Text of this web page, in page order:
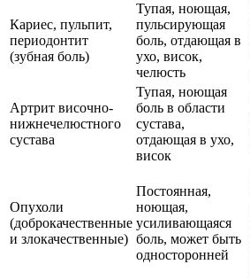
Кариес, пульпит,
периодонтит
(зубная боль)
Тупая, ноющая,
пульсирующая
боль, отдающая в
ухо, висок,
челюсть
Артрит височно-
нижнечелюстного
сустава
Тупая, ноющая
боль в области
сустава,
отдающая в ухо,
висок
Опухоли
(доброкачественные
и злокачественные)
Постоянная,
ноющая,
усиливающаяся
боль, может быть
односторонней